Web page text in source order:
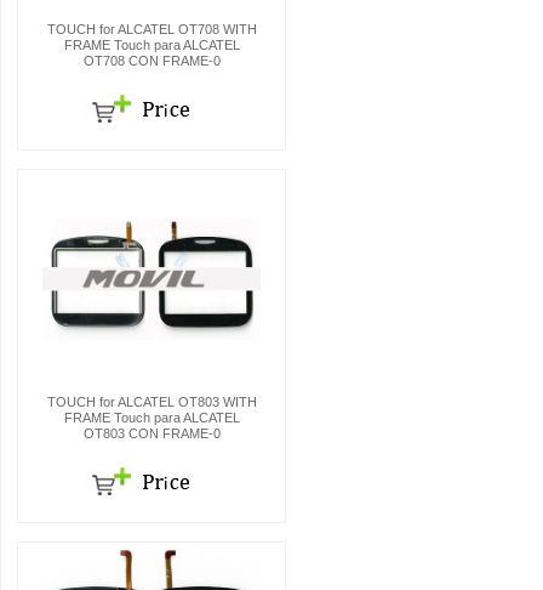
TOUCH for ALCATEL OT708 WITH
FRAME Touch para ALCATEL
OT708 CON FRAME-0
TOUCH for ALCATEL OT803 WITH
FRAME Touch para ALCATEL
OT803 CON FRAME-0